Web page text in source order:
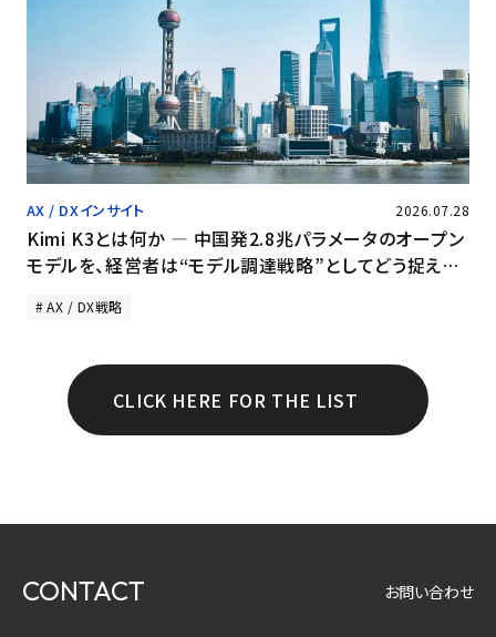
AX / DXインサイト 2026.07.28
Kimi K3とは何か ― 中国発2.8兆パラメータのオープン
モデルを、経営者は“モデル調達戦略”としてどう捉える
AX / DX戦略
CLICK HERE FOR THE LIST
CONTACT お問い合わせ